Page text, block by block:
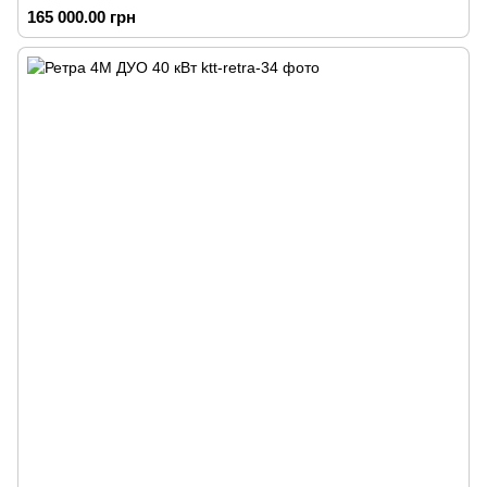
165 000.00 грн